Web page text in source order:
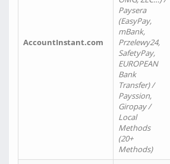
AccountInstant.com
Paysera
(EasyPay,
mBank,
Przelewy24,
SafetyPay,
EUROPEAN
Bank
Transfer) /
Payssion,
Giropay /
Local
Methods
(20+
Methods)